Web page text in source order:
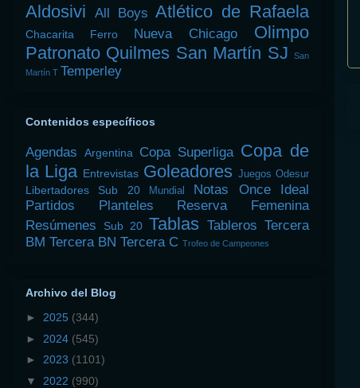
Aldosivi All Boys Atlético de Rafaela
Chacarita Ferro Nueva Chicago
Olimpo
Patronato Quilmes San Martín SJ
San
Martín T Temperley
Contenidos específicos
Agendas Argentina Copa Superliga Copa de
la Liga Entrevistas Goleadores Juegos Odesur
Libertadores Sub 20 Mundial Notas
Once Ideal
Partidos
Planteles
Reserva Femenina
Resúmenes
Sub 20 Tablas Tableros Tercera
BM Tercera BN Tercera C Trofeo de Campeones
Archivo del Blog
► 2025 (344)
► 2024 (545)
► 2023 (1101)
▼ 2022 (990)